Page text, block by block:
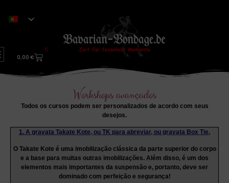
0,00 €
0
Workshops avançados
Todos os cursos podem ser personalizados de acordo com seus
desejos.
1. A gravata Takate Kote, ou TK para abreviar, ou gravata Box Tie,
O Takate Kote é uma imobilização clássica da parte superior do corpo
e a base para muitas outras imobilizações. Além disso, é um dos
elementos mais importantes da suspensão e, portanto, deve ser
dominado com perfeição e segurança!